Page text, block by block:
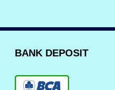
BANK DEPOSIT